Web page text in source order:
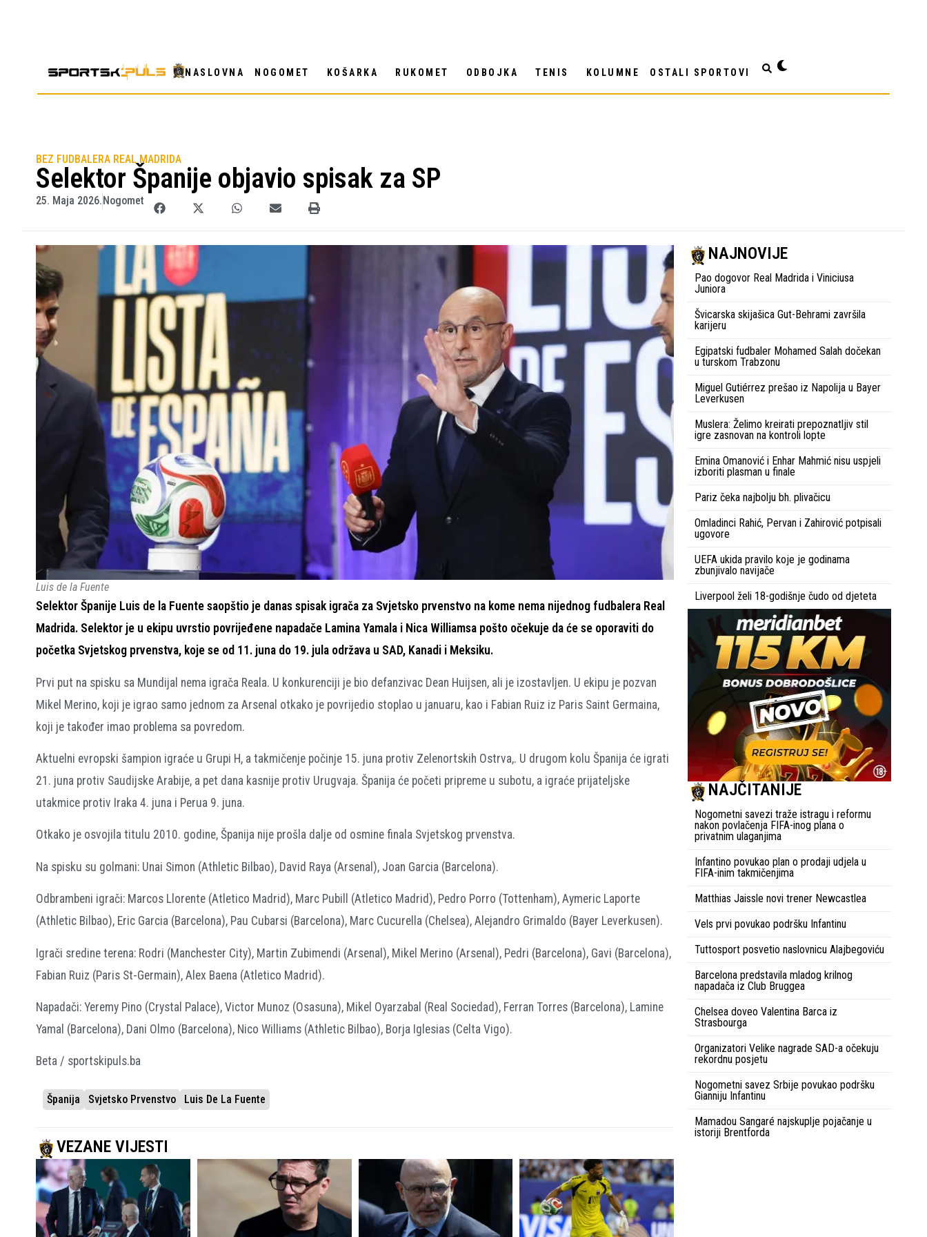
NASLOVNA NOGOMET KOŠARKA RUKOMET ODBOJKA TENIS KOLUMNE OSTALI SPORTOVI
BEZ FUDBALERA REAL MADRIDA
Selektor Španije objavio spisak za SP
25. Maja 2026.Nogomet
Luis de la Fuente
Selektor Španije Luis de la Fuente saopštio je danas spisak igrača za Svjetsko prvenstvo na kome nema nijednog fudbalera Real
Madrida. Selektor je u ekipu uvrstio povrijeđene napadače Lamina Yamala i Nica Williamsa pošto očekuje da će se oporaviti do
početka Svjetskog prvenstva, koje se od 11. juna do 19. jula održava u SAD, Kanadi i Meksiku.
Prvi put na spisku sa Mundijal nema igrača Reala. U konkurenciji je bio defanzivac Dean Huijsen, ali je izostavljen. U ekipu je pozvan
Mikel Merino, koji je igrao samo jednom za Arsenal otkako je povrijedio stoplao u januaru, kao i Fabian Ruiz iz Paris Saint Germaina,
koji je također imao problema sa povredom.
Aktuelni evropski šampion igraće u Grupi H, a takmičenje počinje 15. juna protiv Zelenortskih Ostrva,. U drugom kolu Španija će igrati
21. juna protiv Saudijske Arabije, a pet dana kasnije protiv Urugvaja. Španija će početi pripreme u subotu, a igraće prijateljske
utakmice protiv Iraka 4. juna i Perua 9. juna.
Otkako je osvojila titulu 2010. godine, Španija nije prošla dalje od osmine finala Svjetskog prvenstva.
Na spisku su golmani: Unai Simon (Athletic Bilbao), David Raya (Arsenal), Joan Garcia (Barcelona).
Odbrambeni igrači: Marcos Llorente (Atletico Madrid), Marc Pubill (Atletico Madrid), Pedro Porro (Tottenham), Aymeric Laporte
(Athletic Bilbao), Eric Garcia (Barcelona), Pau Cubarsi (Barcelona), Marc Cucurella (Chelsea), Alejandro Grimaldo (Bayer Leverkusen).
Igrači sredine terena: Rodri (Manchester City), Martin Zubimendi (Arsenal), Mikel Merino (Arsenal), Pedri (Barcelona), Gavi (Barcelona),
Fabian Ruiz (Paris St-Germain), Alex Baena (Atletico Madrid).
Napadači: Yeremy Pino (Crystal Palace), Victor Munoz (Osasuna), Mikel Oyarzabal (Real Sociedad), Ferran Torres (Barcelona), Lamine
Yamal (Barcelona), Dani Olmo (Barcelona), Nico Williams (Athletic Bilbao), Borja Iglesias (Celta Vigo).
Beta / sportskipuls.ba
Španija Svjetsko Prvenstvo Luis De La Fuente
VEZANE VIJESTI
NAJNOVIJE
Pao dogovor Real Madrida i Viniciusa
Juniora
Švicarska skijašica Gut-Behrami završila
karijeru
Egipatski fudbaler Mohamed Salah dočekan
u turskom Trabzonu
Miguel Gutiérrez prešao iz Napolija u Bayer
Leverkusen
Muslera: Želimo kreirati prepoznatljiv stil
igre zasnovan na kontroli lopte
Emina Omanović i Enhar Mahmić nisu uspjeli
izboriti plasman u finale
Pariz čeka najbolju bh. plivačicu
Omladinci Rahić, Pervan i Zahirović potpisali
ugovore
UEFA ukida pravilo koje je godinama
zbunjivalo navijače
Liverpool želi 18-godišnje čudo od djeteta
NAJČITANIJE
Nogometni savezi traže istragu i reformu
nakon povlačenja FIFA-inog plana o
privatnim ulaganjima
Infantino povukao plan o prodaji udjela u
FIFA-inim takmičenjima
Matthias Jaissle novi trener Newcastlea
Vels prvi povukao podršku Infantinu
Tuttosport posvetio naslovnicu Alajbegoviću
Barcelona predstavila mladog krilnog
napadača iz Club Bruggea
Chelsea doveo Valentina Barca iz
Strasbourga
Organizatori Velike nagrade SAD-a očekuju
rekordnu posjetu
Nogometni savez Srbije povukao podršku
Gianniju Infantinu
Mamadou Sangaré najskuplje pojačanje u
istoriji Brentforda